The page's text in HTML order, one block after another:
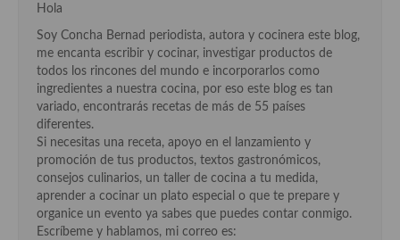
Hola
Soy Concha Bernad periodista, autora y cocinera este blog,
me encanta escribir y cocinar, investigar productos de
todos los rincones del mundo e incorporarlos como
ingredientes a nuestra cocina, por eso este blog es tan
variado, encontrarás recetas de más de 55 países
diferentes.
Si necesitas una receta, apoyo en el lanzamiento y
promoción de tus productos, textos gastronómicos,
consejos culinarios, un taller de cocina a tu medida,
aprender a cocinar un plato especial o que te prepare y
organice un evento ya sabes que puedes contar conmigo.
Escríbeme y hablamos, mi correo es: